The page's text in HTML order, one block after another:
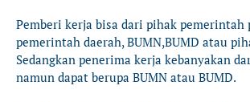
Pemberi kerja bisa dari pihak pemerintah
pemerintah daerah, BUMN,BUMD atau
Sedangkan penerima kerja kebanyakan
namun dapat berupa BUMN atau BUMD.